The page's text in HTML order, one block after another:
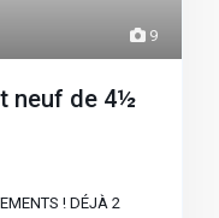
9
neuf de 4½
! DÉJÀ 2